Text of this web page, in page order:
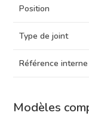
Position
Type de joint
Référence interne
Modèles